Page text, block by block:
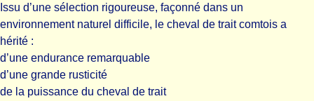
Issu d’une sélection rigoureuse, façonné dans un
environnement naturel difficile, le cheval de trait comtois a
hérité :
d’une endurance remarquable
d’une grande rusticité
de la puissance du cheval de trait